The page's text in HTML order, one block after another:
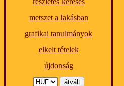
részletes keresés
metszet a lakásban
grafikai tanulmányok
elkelt tételek
újdonság